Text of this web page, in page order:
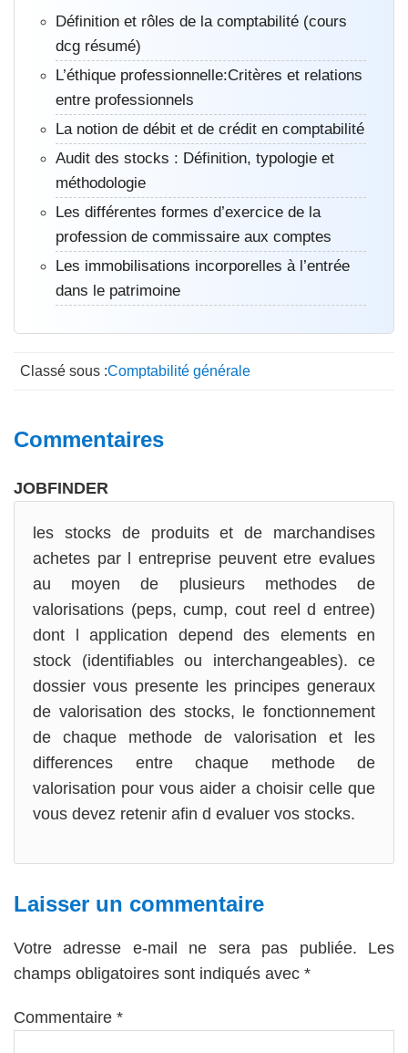
Définition et rôles de la comptabilité (cours
dcg résumé)
L’éthique professionnelle:Critères et relations
entre professionnels
La notion de débit et de crédit en comptabilité
Audit des stocks : Définition, typologie et
méthodologie
Les différentes formes d’exercice de la
profession de commissaire aux comptes
Les immobilisations incorporelles à l’entrée
dans le patrimoine
Classé sous :Comptabilité générale
Interactions
lecteur
Commentaires
JOBFINDER
les stocks de produits et de marchandises
achetes par l entreprise peuvent etre evalues
au moyen de plusieurs methodes de
valorisations (peps, cump, cout reel d entree)
dont l application depend des elements en
stock (identifiables ou interchangeables). ce
dossier vous presente les principes generaux
de valorisation des stocks, le fonctionnement
de chaque methode de valorisation et les
differences entre chaque methode de
valorisation pour vous aider a choisir celle que
vous devez retenir afin d evaluer vos stocks.
Laisser un commentaire
Votre adresse e-mail ne sera pas publiée.
Les
champs obligatoires sont indiqués avec *
Commentaire *